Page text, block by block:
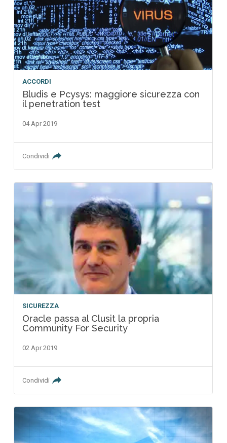
ACCORDI
Bludis e Pcysys: maggiore sicurezza con
il penetration test
04 Apr 2019
Condividi
SICUREZZA
Oracle passa al Clusit la propria
Community For Security
02 Apr 2019
Condividi